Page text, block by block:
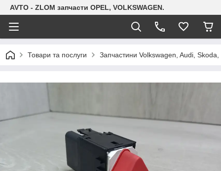
AVTO - ZLOM запчасти OPEL, VOLKSWAGEN.
Товари та послуги Запчастини Volkswagen, Audi, Skoda,